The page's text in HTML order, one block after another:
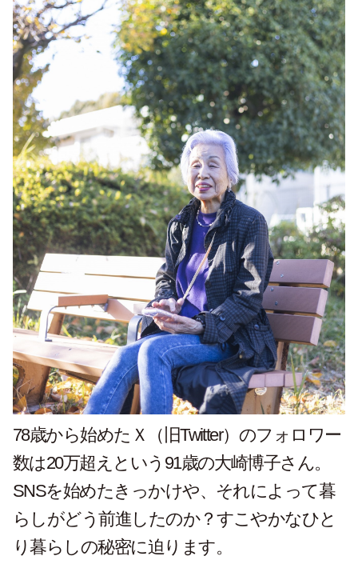
78歳から始めたＸ（旧Twitter）のフォロワー
数は20万超えという91歳の大崎博子さん。
SNSを始めたきっかけや、それによって暮
らしがどう前進したのか？すこやかなひと
り暮らしの秘密に迫ります。